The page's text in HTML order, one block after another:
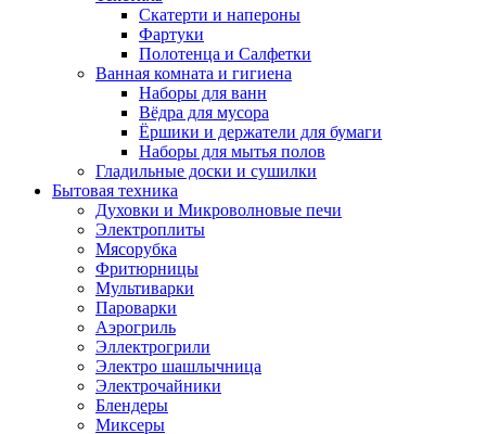
Скатерти и напероны
Фартуки
Полотенца и Салфетки
Ванная комната и гигиена
Наборы для ванн
Вёдра для мусора
Ёршики и держатели для бумаги
Наборы для мытья полов
Гладильные доски и сушилки
Бытовая техника
Духовки и Микроволновые печи
Электроплиты
Мясорубка
Фритюрницы
Мультиварки
Пароварки
Аэрогриль
Эллектрогрили
Электро шашлычница
Электрочайники
Блендеры
Миксеры